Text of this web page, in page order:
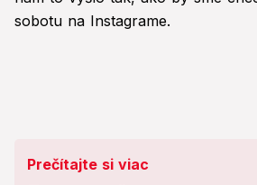
sobotu na Instagrame.
Prečítajte si viac